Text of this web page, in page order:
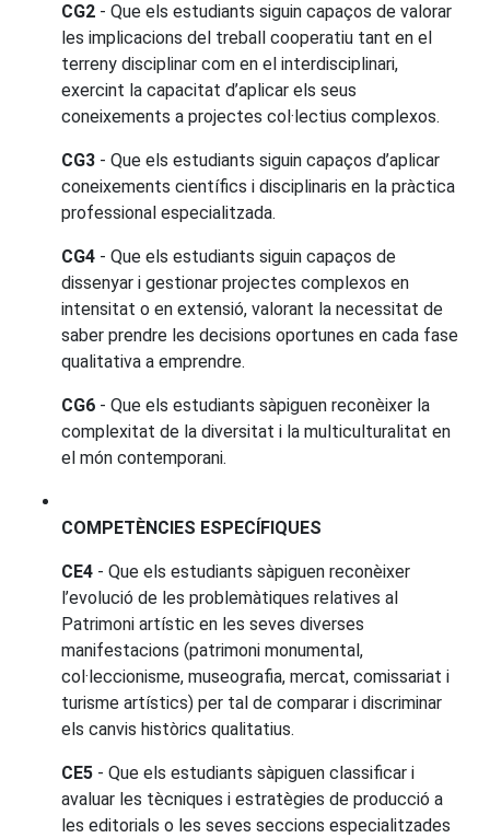
CG2 - Que els estudiants siguin capaços de valorar
les implicacions del treball cooperatiu tant en el
terreny disciplinar com en el interdisciplinari,
exercint la capacitat d’aplicar els seus
coneixements a projectes col·lectius complexos.
CG3 - Que els estudiants siguin capaços d’aplicar
coneixements científics i disciplinaris en la pràctica
professional especialitzada.
CG4 - Que els estudiants siguin capaços de
dissenyar i gestionar projectes complexos en
intensitat o en extensió, valorant la necessitat de
saber prendre les decisions oportunes en cada fase
qualitativa a emprendre.
CG6 - Que els estudiants sàpiguen reconèixer la
complexitat de la diversitat i la multiculturalitat en
el món contemporani.
COMPETÈNCIES ESPECÍFIQUES
CE4 - Que els estudiants sàpiguen reconèixer
l’evolució de les problemàtiques relatives al
Patrimoni artístic en les seves diverses
manifestacions (patrimoni monumental,
col·leccionisme, museografia, mercat, comissariat i
turisme artístics) per tal de comparar i discriminar
els canvis històrics qualitatius.
CE5 - Que els estudiants sàpiguen classificar i
avaluar les tècniques i estratègies de producció a
les editorials o les seves seccions especialitzades